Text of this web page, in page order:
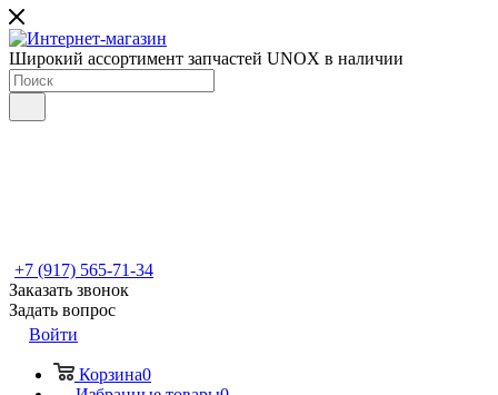
Широкий ассортимент запчастей UNOX в наличии
+7 (917) 565-71-34
Заказать звонок
Задать вопрос
Войти
Корзина0